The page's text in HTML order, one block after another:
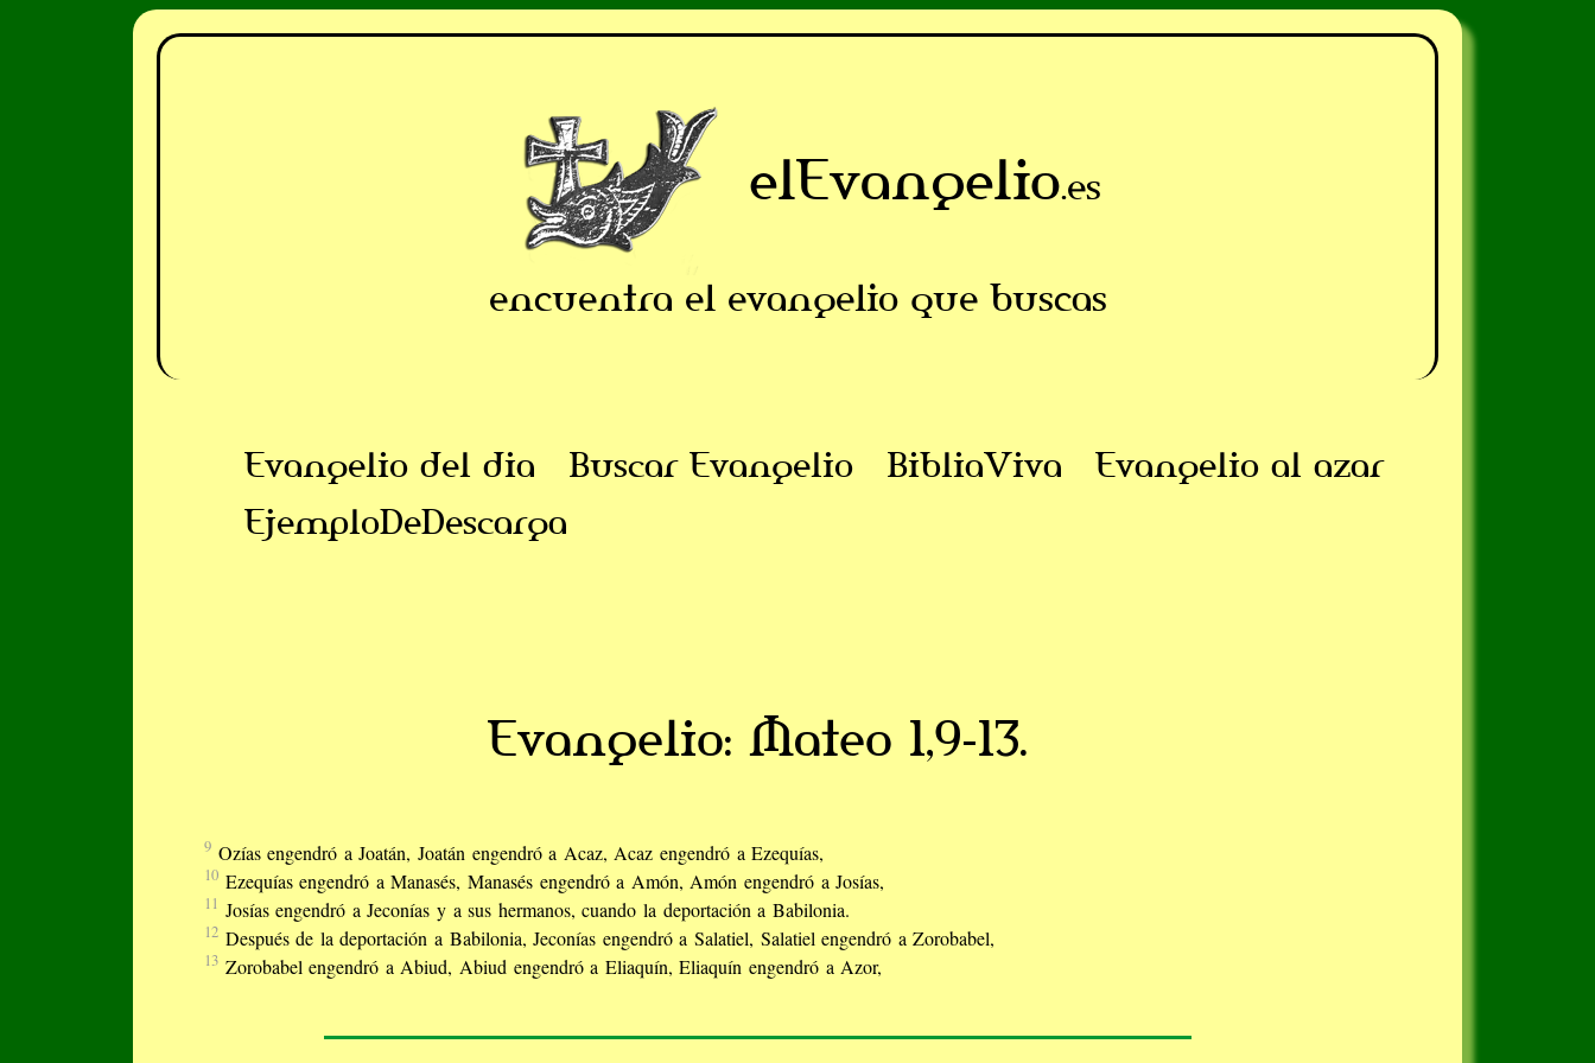
elEvangelio.es
encuentra el evangelio que buscas
Evangelio del dia Buscar Evangelio BibliaViva
Evangelio al azar
EjemploDeDescarga
Evangelio: Mateo 1,9-13.
9 Ozías engendró a Joatán, Joatán engendró a Acaz, Acaz engendró a Ezequías,
10 Ezequías engendró a Manasés, Manasés engendró a Amón, Amón engendró a Josías,
11 Josías engendró a Jeconías y a sus hermanos, cuando la deportación a Babilonia.
12 Después de la deportación a Babilonia, Jeconías engendró a Salatiel, Salatiel engendró a Zorobabel,
13 Zorobabel engendró a Abiud, Abiud engendró a Eliaquín, Eliaquín engendró a Azor,